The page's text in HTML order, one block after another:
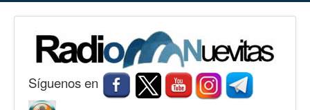
Síguenos en